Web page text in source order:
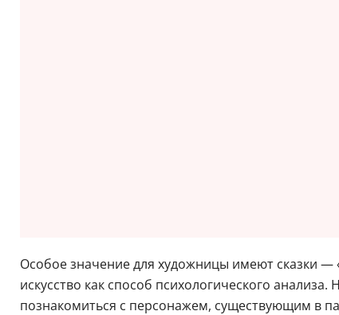
Особое значение для художницы имеют сказки —
искусство как способ психологического
познакомиться с персонажем, существующим в